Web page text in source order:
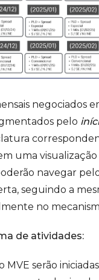
negociados
pelo
uma visualização
navegar
seguindo a
no
de atividades:
MVE serão